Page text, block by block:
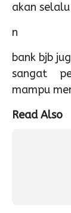
akan
n
bank bjb
sangat
mampu
Read Also